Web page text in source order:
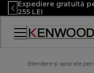
Skip
to
Content
Expediere gratuită
255 LEI
Declarație
accesibilitate
Blendere și aparate